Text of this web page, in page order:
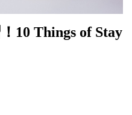
10 Things of Stay